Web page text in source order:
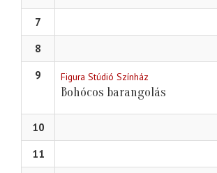
7
8
9
Figura Stúdió Színház
Bohócos barangolás
10
11